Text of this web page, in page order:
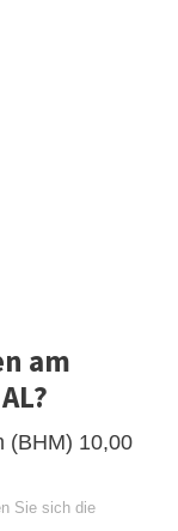
am
(BHM) 10,00
Sie sich die